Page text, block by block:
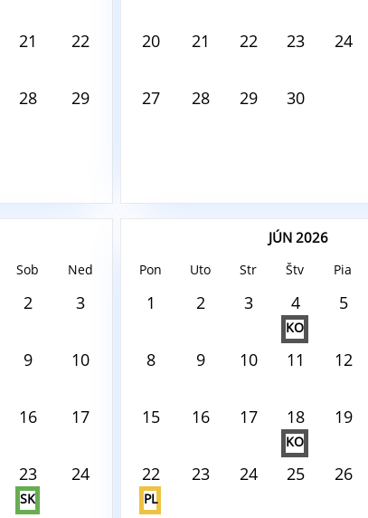
21 22
28 29
20 21 22 23 24
27 28 29 30
Sob Ned
2 3
9 10
16 17
23
SK
24
JÚN 2026
Pon Uto Str Štv Pia
1 2 3 4
KO
5
8 9 10 11 12
15 16 17 18
KO
19
22
PL
23 24 25 26
August6, 2026
V tento deň nie je nič naplánované